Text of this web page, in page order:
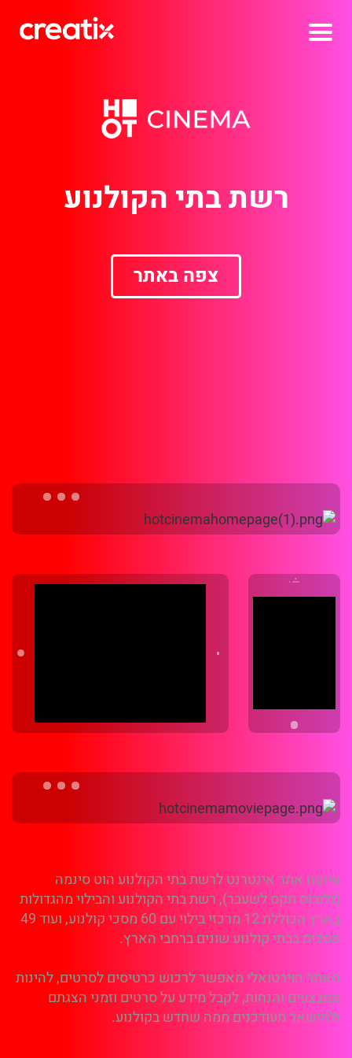
תיק עבודות
אפליקציות
אודותינו
רשת בתי הקולנוע
צפה באתר
פיתוח אתר אינטרנט לרשת בתי הקולנוע הוט סינמה
(גלובוס מקס לשעבר), רשת בתי הקולנוע והבילוי מהגדולות
בארץ הכוללת 12 מרכזי בילוי עם 60 מסכי קולנוע, ועוד 49
מסכים בבתי קולנוע שונים ברחבי הארץ.
האתר הוירטואלי מאפשר לרכוש כרטיסים לסרטים, להינות
ממבצעים והנחות, לקבל מידע על סרטים וזמני הצגתם
ולהישאר מעודכנים ממה שחדש בקולנוע.